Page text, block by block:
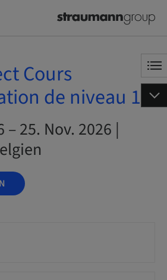
Cours
de niveau 1
– 25. Nov. 2026 |